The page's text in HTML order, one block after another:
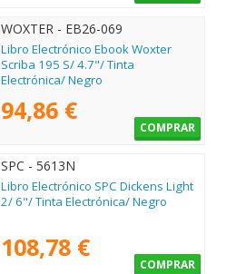
WOXTER - EB26-069
Libro Electrónico Ebook Woxter
Scriba 195 S/ 4.7"/ Tinta
Electrónica/ Negro
94,86 €
COMPRAR
SPC - 5613N
Libro Electrónico SPC Dickens Light
2/ 6"/ Tinta Electrónica/ Negro
108,78 €
COMPRAR